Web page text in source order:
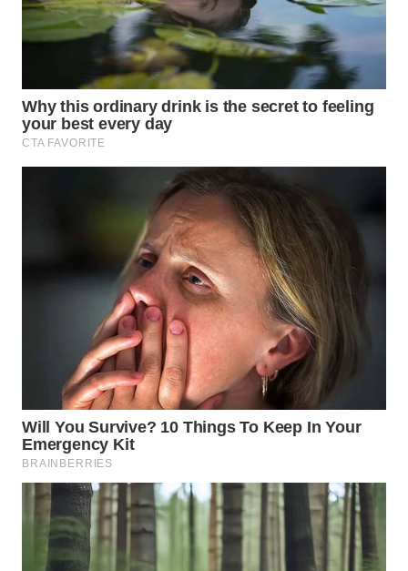
WN
INDRAMAYU
KUNINGAN
WN
MAJALENGKA
WN
PURWAKARTA
WN
PRIANGAN
TIMUR
WN
SEMARANG